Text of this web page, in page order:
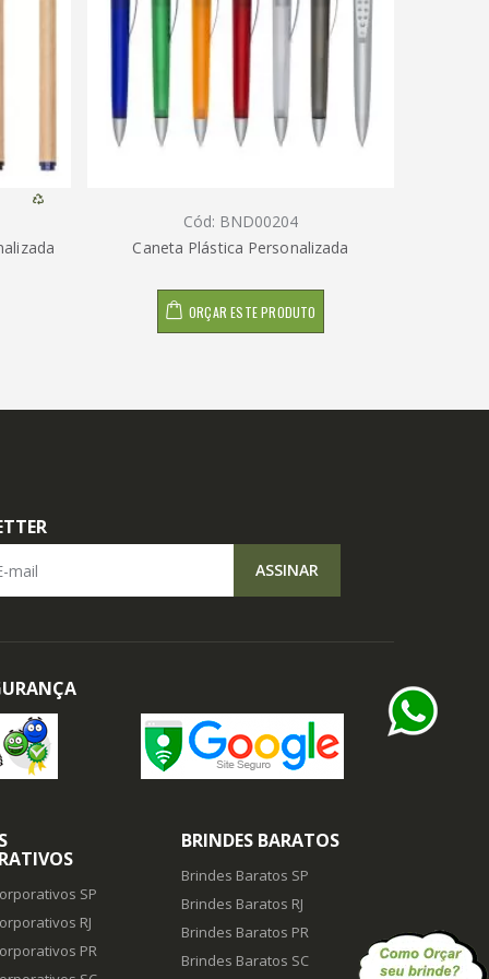
Cód: BND00204
Caneta Plástica Personalizada
ORÇAR ESTE PRODUTO
ASSINAR
SP
RJ
PR
BRINDES BARATOS
Brindes Baratos SP
Brindes Baratos RJ
Brindes Baratos PR
Brindes Baratos SC